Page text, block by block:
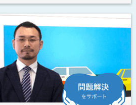
問題解決をサポ
ート